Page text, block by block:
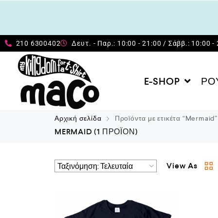
210 6300402 Δευτ. - Παρ.: 10:00 - 21:00 / Σάββ.: 10:00 -
E-SHOP
Αρχική σελίδα Προϊόντα με ετικέτα “Mermaid”
MERMAID(1 ΠΡΟΪΌΝ)
View As